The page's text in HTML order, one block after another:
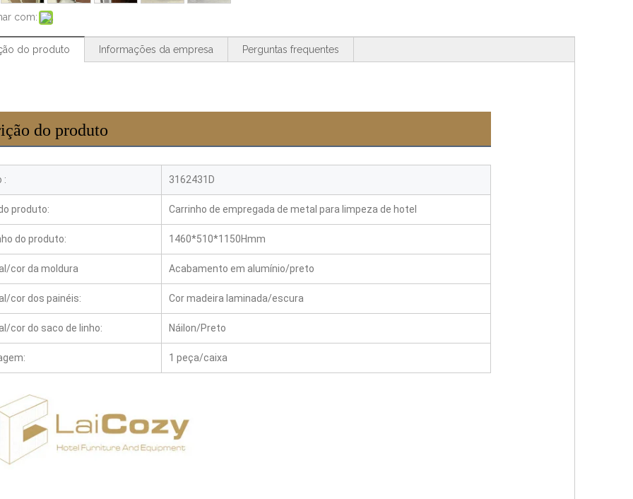
com:
do produto Informações da empresa Perguntas frequentes
do produto
: 3162431D
produto: Carrinho de empregada de metal para limpeza de hotel
do produto: 1460*510*1150Hmm
cor da moldura Acabamento em alumínio/preto
cor dos painéis: Cor madeira laminada/escura
cor do saco de linho: Náilon/Preto
1 peça/caixa